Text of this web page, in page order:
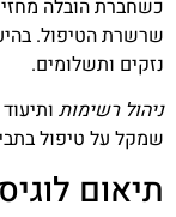
כשחברת הובלה
שרשרת הטיפול.
נזקים ותשלומים.
ניהול רשימות
שמקל על טיפול
תיאום